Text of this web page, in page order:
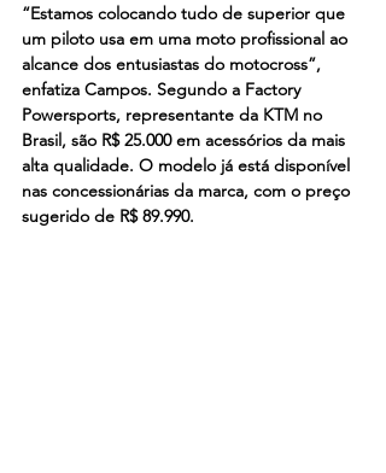
“Estamos colocando tudo de superior que
um piloto usa em uma moto profissional ao
alcance dos entusiastas do motocross”,
enfatiza Campos. Segundo a Factory
Powersports, representante da KTM no
Brasil, são R$ 25.000 em acessórios da mais
alta qualidade. O modelo já está disponível
nas concessionárias da marca, com o preço
sugerido de R$ 89.990.